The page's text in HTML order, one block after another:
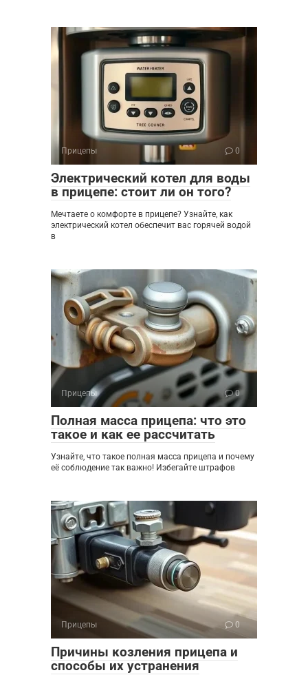
Прицепы 0
Электрический котел для воды
в прицепе: стоит ли он того?
Мечтаете о комфорте в прицепе? Узнайте, как
электрический котел обеспечит вас горячей водой
в
Прицепы 0
Полная масса прицепа: что это
такое и как ее рассчитать
Узнайте, что такое полная масса прицепа и почему
её соблюдение так важно! Избегайте штрафов
Прицепы 0
Причины козления прицепа и
способы их устранения